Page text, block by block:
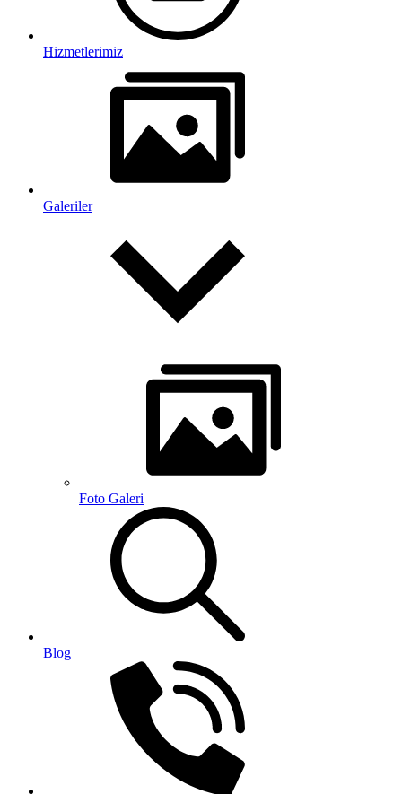
Hizmetlerimiz
Galeriler
Foto Galeri
Blog